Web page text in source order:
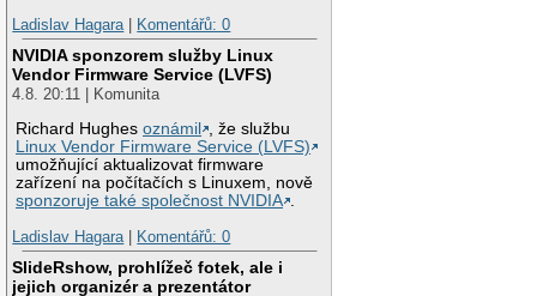
Ladislav Hagara
Komentářů: 0
NVIDIA sponzorem služby Linux
Vendor Firmware Service (LVFS)
4.8. 20:11 | Komunita
Richard Hughesoznámil
, že službu
Linux Vendor Firmware Service (LVFS)
umožňující aktualizovat firmware
zařízení na počítačích s Linuxem, nově
sponzoruje také společnost NVIDIA .
Ladislav Hagara | Komentářů: 0
SlideRshow, prohlížeč fotek, ale i
jejich organizér a prezentátor